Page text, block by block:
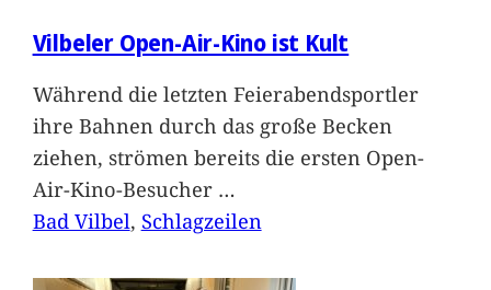
Vilbeler Open-Air-Kino ist Kult
Während die letzten Feierabendsportler
ihre Bahnen durch das große Becken
ziehen, strömen bereits die ersten Open-
Air-Kino-Besucher …
Bad Vilbel, Schlagzeilen